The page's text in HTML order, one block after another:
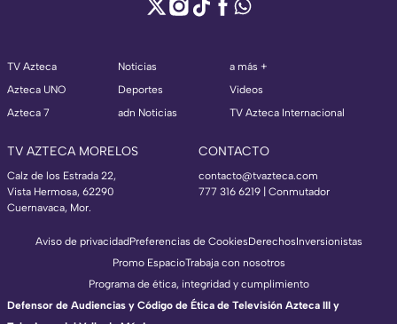
TV Azteca
Azteca UNO
Azteca 7
Noticias
Deportes
adn Noticias
a más +
Videos
TV Azteca Internacional
TV AZTECA MORELOS
Calz de los Estrada 22,
Vista Hermosa, 62290
Cuernavaca, Mor.
CONTACTO
contacto@tvazteca.com
777 316 6219 | Conmutador
Aviso de privacidadPreferencias de CookiesDerechosInversionistas
Promo EspacioTrabaja con nosotros
Programa de ética, integridad y cumplimiento
Defensor de Audiencias y Código de Ética de Televisión Azteca III y